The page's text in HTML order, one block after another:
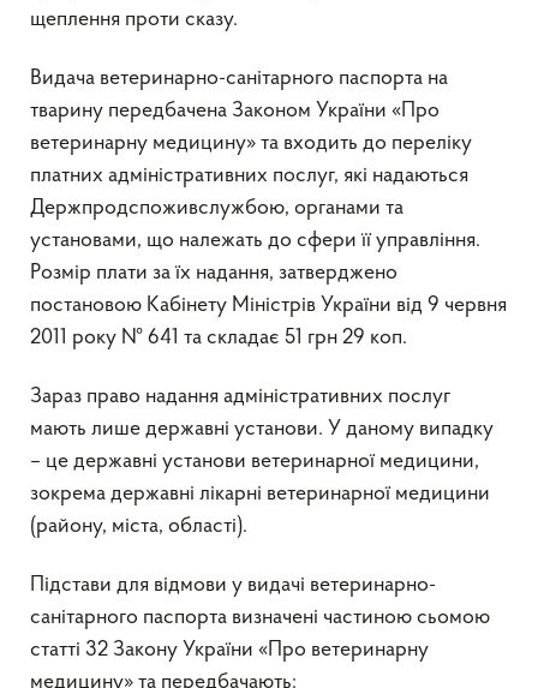
щеплення проти сказу.
Видача ветеринарно-санітарного паспорта на
тварину передбачена Законом України «Про
ветеринарну медицину» та входить до переліку
платних адміністративних послуг, які надаються
Держпродспоживслужбою, органами та
установами, що належать до сфери її управління.
Розмір плати за їх надання, затверджено
постановою Кабінету Міністрів України від 9 червня
2011 року № 641 та складає 51 грн 29 коп.
Зараз право надання адміністративних послуг
мають лише державні установи. У даному випадку
– це державні установи ветеринарної медицини,
зокрема державні лікарні ветеринарної медицини
(району, міста, області).
Підстави для відмови у видачі ветеринарно-
санітарного паспорта визначені частиною сьомою
статті 32 Закону України «Про ветеринарну
медицину» та передбачають: